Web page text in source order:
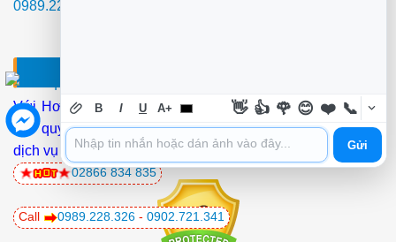
0989.228.326
Với Hơn25 Kỹ thuật ITChúng tôi tới tận nơi làm tại chỗ
cho quý KHở 22 QuậnTrong Tphcm Thời gian đáp ứng
dịch vụ tận nơi(30-40 phút) .
Call 0989.228.326 - 0902.721.341
02866 834 835
B I U A+ 👋 👍 🌹 😊 ❤️ 📞
Gửi